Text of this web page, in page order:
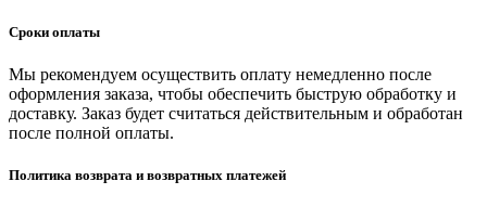
Сроки оплаты
Мы рекомендуем осуществить оплату немедленно после
оформления заказа, чтобы обеспечить быструю обработку и
доставку. Заказ будет считаться действительным и обработан
после полной оплаты.
Политика возврата и возвратных платежей